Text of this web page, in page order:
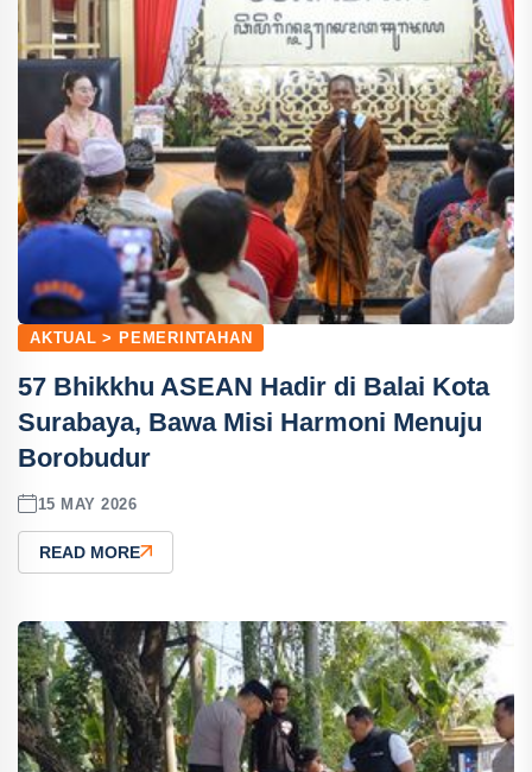
AKTUAL > PEMERINTAHAN
57 Bhikkhu ASEAN Hadir di Balai Kota
Surabaya, Bawa Misi Harmoni Menuju
Borobudur
15 MAY 2026
READ MORE